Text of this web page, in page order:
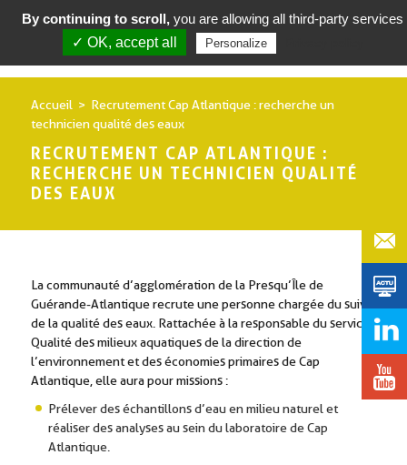
Accueil
Recrutement Cap Atlantique : recherche un
technicien qualité des eaux
RECRUTEMENT CAP ATLANTIQUE :
RECHERCHE UN TECHNICIEN QUALITÉ
DES EAUX
La communauté d’agglomération de la Presqu’Île de
Guérande-Atlantique recrute une personne chargée du suivi
de la qualité des eaux. Rattachée à la responsable du service
Qualité des milieux aquatiques de la direction de
l’environnement et des économies primaires de Cap
Atlantique, elle aura pour missions :
Prélever des échantillons d’eau en milieu naturel et
réaliser des analyses au sein du laboratoire de Cap
Atlantique.
By continuing to scroll, you are allowing all third-party services
✓ OK, accept all
Personalize